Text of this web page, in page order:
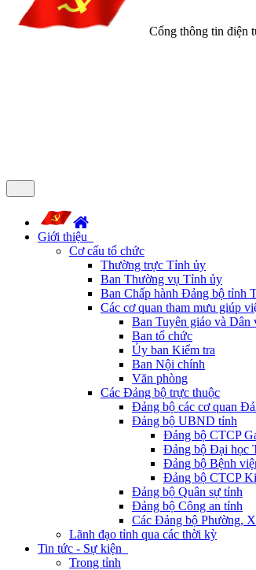
Cổng thông tin điện
Giới thiệu
Cơ cấu tổ chức
Thường trực Tỉnh ủy
Ban Thường vụ Tỉnh ủy
Ban Chấp hành Đảng bộ tỉnh
Các cơ quan tham mưu giúp
Ban Tuyên giáo và Dân
Ban tổ chức
Ủy ban Kiểm tra
Ban Nội chính
Văn phòng
Các Đảng bộ trực thuộc
Đảng bộ các cơ quan
Đảng bộ UBND tỉnh
Đảng bộ CTCP
Đảng bộ Đại học
Đảng bộ Bệnh
Đảng bộ CTCP
Đảng bộ Quân sự tỉnh
Đảng bộ Công an tỉnh
Các Đảng bộ Phường,
Lãnh đạo tỉnh qua các thời kỳ
Tin tức - Sự kiện
Trong tỉnh